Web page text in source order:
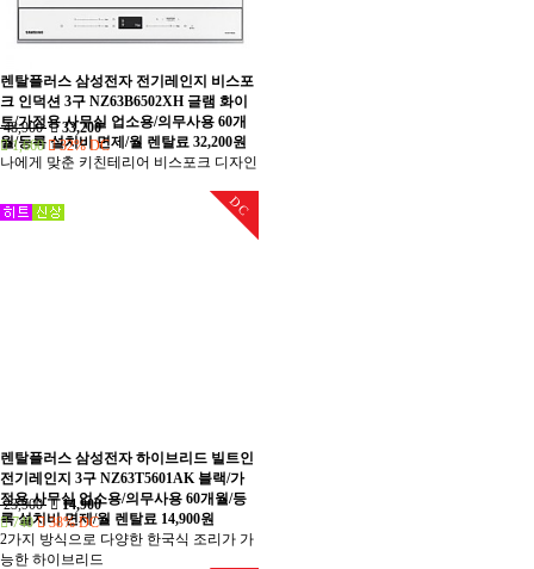
렌탈플러스 삼성전자 전기레인지 비스포
크 인덕션 3구 NZ63B6502XH 글램 화이
트/가정용 사무실 업소용/의무사용 60개
월/등록 설치비 면제/월 렌탈료 32,200원
나에게 맞춘 키친테리어 비스포크 디자인
48,900
33,200
1,660 32% DC
DC
렌탈플러스 삼성전자 하이브리드 빌트인
전기레인지 3구 NZ63T5601AK 블랙/가
정용 사무실 업소용/의무사용 60개월/등
록 설치비 면제/월 렌탈료 14,900원
2가지 방식으로 다양한 한국식 조리가 가
능한 하이브리드
23,900
14,900
740
38% DC